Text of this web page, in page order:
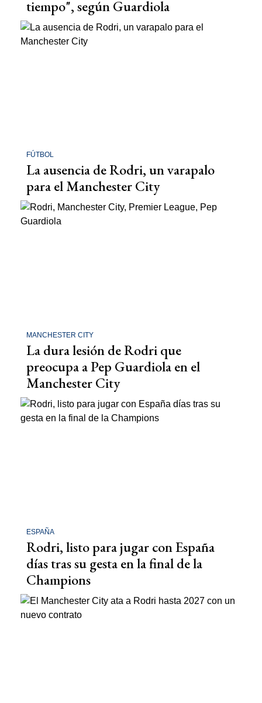
tiempo", según Guardiola
FÚTBOL
La ausencia de Rodri, un varapalo
para el Manchester City
MANCHESTER CITY
La dura lesión de Rodri que
preocupa a Pep Guardiola en el
Manchester City
ESPAÑA
Rodri, listo para jugar con España
días tras su gesta en la final de la
Champions